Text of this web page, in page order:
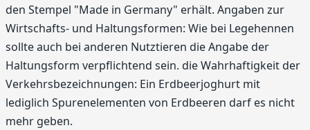
den Stempel "Made in Germany" erhält. Angaben zur
Wirtschafts- und Haltungsformen: Wie bei Legehennen
sollte auch bei anderen Nutztieren die Angabe der
Haltungsform verpflichtend sein. die Wahrhaftigkeit der
Verkehrsbezeichnungen: Ein Erdbeerjoghurt mit
lediglich Spurenelementen von Erdbeeren darf es nicht
mehr geben.